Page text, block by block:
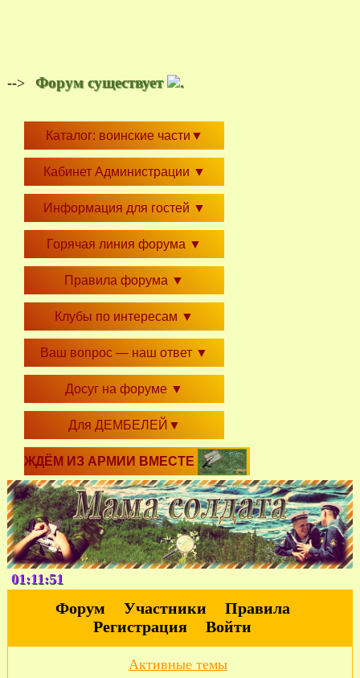
--> Форум существует .
Каталог: воинские части ▼
Кабинет Администрации ▼
Информация для гостей ▼
Горячая линия форума ▼
Правила форума ▼
Клубы по интересам ▼
Ваш вопрос — наш ответ ▼
Досуг на форуме ▼
Для ДЕМБЕЛЕЙ ▼
ЖДЁМ ИЗ АРМИИ ВМЕСТЕ
01:11:52
Форум Участники
Правила
Регистрация
Войти
Активные темы